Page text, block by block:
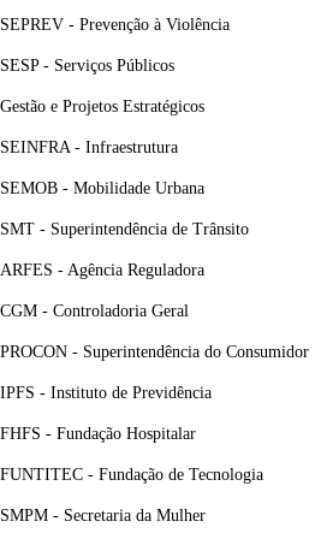
SEPREV - Prevenção à Violência
SESP - Serviços Públicos
Gestão e Projetos Estratégicos
SEINFRA - Infraestrutura
SEMOB - Mobilidade Urbana
SMT - Superintendência de Trânsito
ARFES - Agência Reguladora
CGM - Controladoria Geral
PROCON - Superintendência do Consumidor
IPFS - Instituto de Previdência
FHFS - Fundação Hospitalar
FUNTITEC - Fundação de Tecnologia
SMPM - Secretaria da Mulher